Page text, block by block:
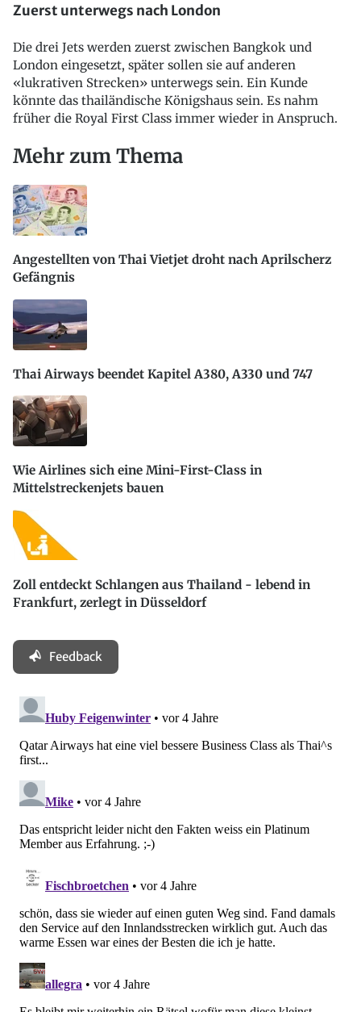
Zuerst unterwegs nach London
Die drei Jets werden zuerst zwischen Bangkok und
London eingesetzt, später sollen sie auf anderen
«lukrativen Strecken» unterwegs sein. Ein Kunde
könnte das thailändische Königshaus sein. Es nahm
früher die Royal First Class immer wieder in Anspruch.
Mehr zum Thema
Angestellten von Thai Vietjet droht nach Aprilscherz
Gefängnis
Thai Airways beendet Kapitel A380, A330 und 747
Wie Airlines sich eine Mini-First-Class in
Mittelstreckenjets bauen
Zoll entdeckt Schlangen aus Thailand - lebend in
Frankfurt, zerlegt in Düsseldorf
Feedback